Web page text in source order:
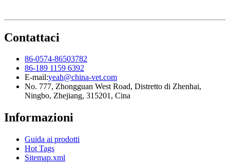
Contattaci
86-0574-86503782
86-189 1159 6392
E-mail:yeah@china-vet.com
No. 777, Zhongguan West Road, Distretto di Zhenhai,
Ningbo, Zhejiang, 315201, Cina
Informazioni
Guida ai prodotti
Hot Tags
Sitemap.xml